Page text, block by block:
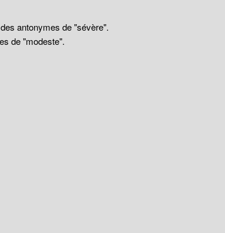
antonymes de "sévère".
de "modeste".